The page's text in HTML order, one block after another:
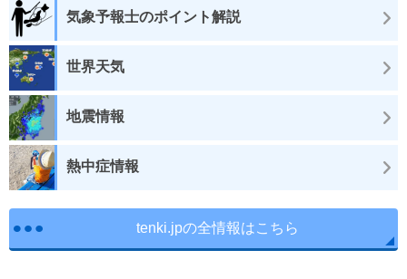
気象予報士のポイント解説
世界天気
地震情報
熱中症情報
tenki.jpの全情報はこちら